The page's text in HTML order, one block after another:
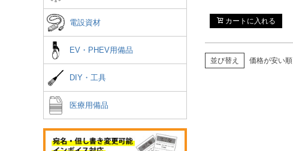
電設資材
EV・PHEV用備品
DIY・工具
医療用備品
カートに入れる
並び替え 価格が安い順